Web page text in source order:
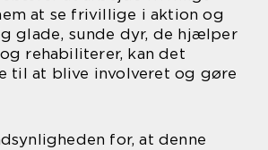
at se frivillige i aktion og
glade, sunde dyr, de hjælper
rehabiliterer, kan det
til at blive involveret og gøre
for, at denne